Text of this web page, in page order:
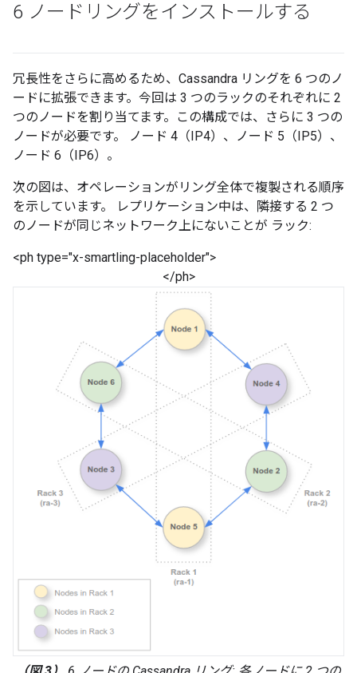
6 ノードリングをインストールする
冗長性をさらに高めるため、Cassandra リングを 6 つのノ
ードに拡張できます。今回は 3 つのラックのそれぞれに 2
つのノードを割り当てます。この構成では、さらに 3 つの
ノードが必要です。 ノード 4（IP4）、ノード 5（IP5）、
ノード 6（IP6）。
次の図は、オペレーションがリング全体で複製される順序
を示しています。 レプリケーション中は、隣接する 2 つ
のノードが同じネットワーク上にないことが ラック:
<ph type="x-smartling-placeholder">
</ph>